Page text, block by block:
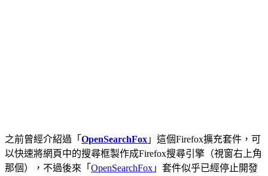
之前曾經介紹過「 OpenSearchFox 」這個Firefox擴充套件，可
以快速將網頁中的搜尋框製作成Firefox搜尋引擎（視窗右上角
那個），不過後來「 OpenSearchFox 」套件似乎已經停止開發